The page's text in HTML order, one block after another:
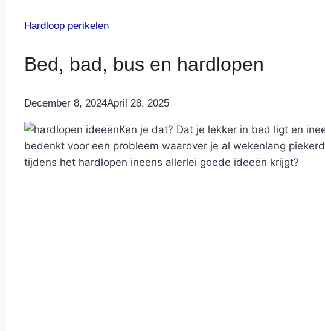
Hardloop perikelen
Bed, bad, bus en hardlopen
ByNicole
December 8, 2024April 28, 2025
Ken je dat? Dat je lekker in bed ligt en
bedenkt voor een probleem waarover je al wekenlang
tijdens het hardlopen ineens allerlei goede ideeën krijgt?